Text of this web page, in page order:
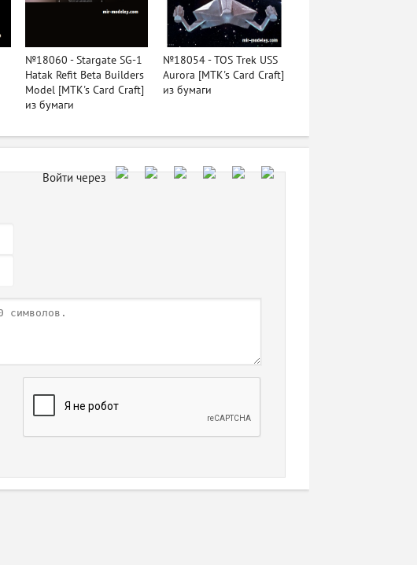
№18060 - Stargate SG-1
Hatak Refit Beta Builders
Model [MTK's Card Craft]
из бумаги
№18054 - TOS Trek USS
Aurora [MTK's Card Craft]
из бумаги